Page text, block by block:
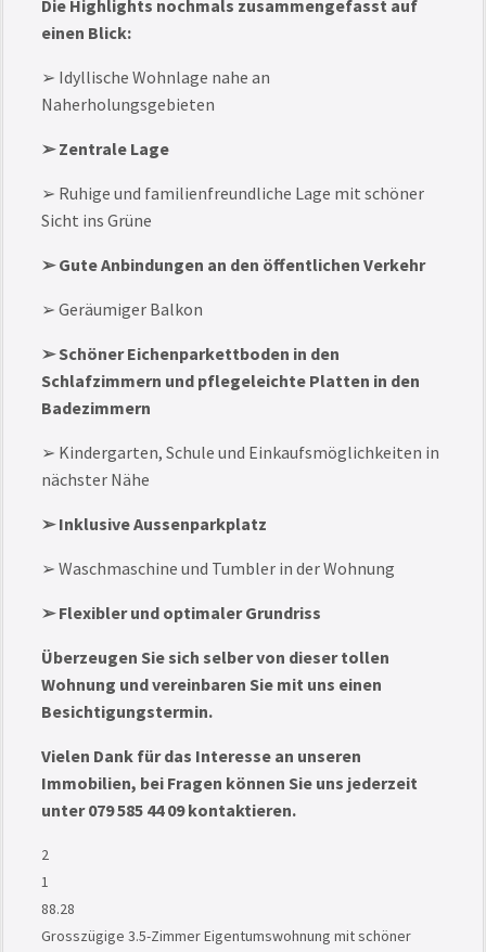
Die Highlights nochmals zusammengefasst auf
einen Blick:
➢ Idyllische Wohnlage nahe an
Naherholungsgebieten
➢ Zentrale Lage
➢ Ruhige und familienfreundliche Lage mit schöner
Sicht ins Grüne
➢ Gute Anbindungen an den öffentlichen Verkehr
➢ Geräumiger Balkon
➢ Schöner Eichenparkettboden in den
Schlafzimmern und pflegeleichte Platten in den
Badezimmern
➢ Kindergarten, Schule und Einkaufsmöglichkeiten in
nächster Nähe
➢ Inklusive Aussenparkplatz
➢ Waschmaschine und Tumbler in der Wohnung
➢ Flexibler und optimaler Grundriss
Überzeugen Sie sich selber von dieser tollen
Wohnung und vereinbaren Sie mit uns einen
Besichtigungstermin.
Vielen Dank für das Interesse an unseren
Immobilien, bei Fragen können Sie uns jederzeit
unter 079 585 44 09 kontaktieren.
2
1
88.28
Grosszügige 3.5-Zimmer Eigentumswohnung mit schöner